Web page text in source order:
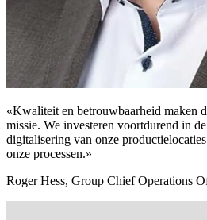
«Kwaliteit en betrouwbaarheid maken
missie. We investeren voortdurend in
digitalisering van onze
onze processen.»
Roger Hess, Group Chief Operations